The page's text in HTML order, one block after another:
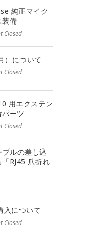
純正マイク
装備
Closed
）について
Closed
用エクステン
ーツ
Closed
ルの差し込
RJ45 爪折れ
入について
Closed